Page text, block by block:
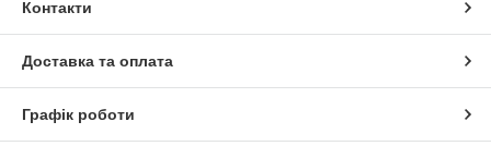
Контакти
Доставка та оплата
Графік роботи